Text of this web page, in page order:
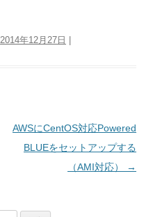
2014年12月27日
AWSにCentOS対応Powered
BLUEをセットアップする
（AMI対応）
→